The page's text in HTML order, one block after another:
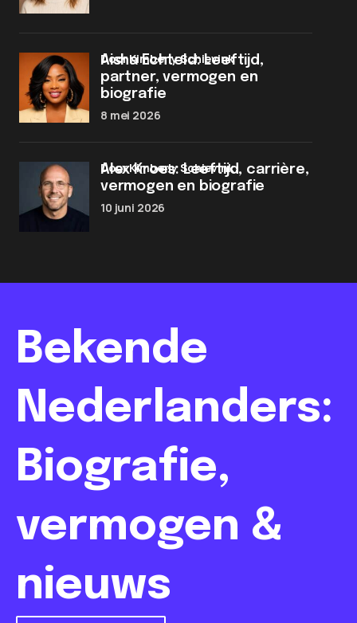
Aisha Echteld: Leeftijd,
partner, vermogen en
biografie
door Kimberly Schievink
8 mei 2026
Alex Kroes: Leeftijd, carrière,
vermogen en biografie
door Kimberly Schievink
10 juni 2026
Bekende
Nederlanders:
Biografie,
vermogen &
nieuws